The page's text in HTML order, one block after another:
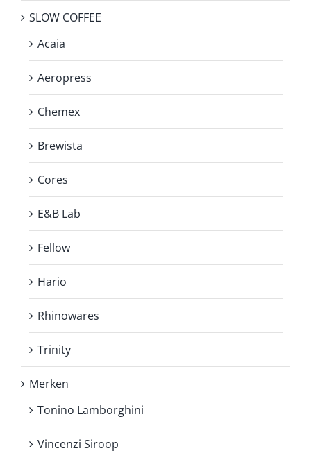
SLOW COFFEE
Acaia
Aeropress
Chemex
Brewista
Cores
E&B Lab
Fellow
Hario
Rhinowares
Trinity
Merken
Tonino Lamborghini
Vincenzi Siroop